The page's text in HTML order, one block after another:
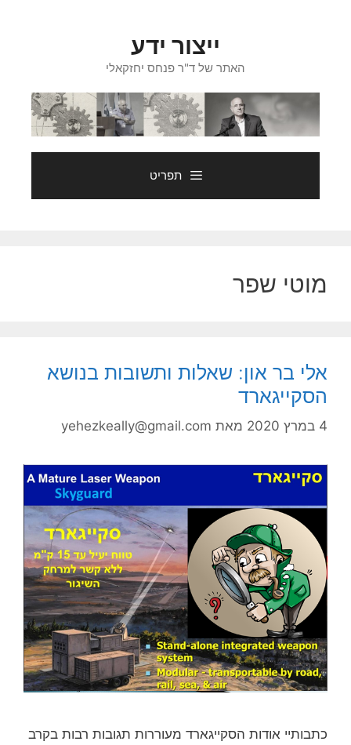
ייצור ידע
האתר של ד"ר פנחס יחזקאלי
תפריט
מוטי שפר
אלי בר און: שאלות ותשובות בנושא
הסקייגארד
4 במרץ 2020 מאת yehezkeally@gmail.com
כתבותיי אודות הסקייגארד מעוררות תגובות רבות בקרב